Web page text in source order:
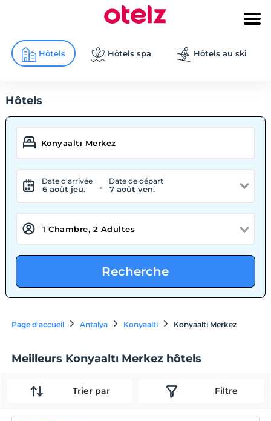
Hôtels Hôtels spa Hôtels au ski
Hôtels
Date d'arrivée
6 août jeu. -
Date de départ
7 août ven.
Recherche
Page d'accueil Antalya Konyaalti Konyaalti Merkez
Meilleurs Konyaaltı Merkez hôtels
Trier par Filtre